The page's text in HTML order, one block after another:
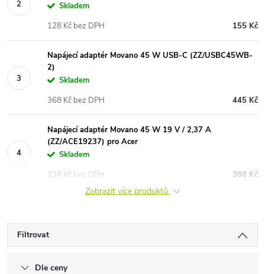
Skladem
155 Kč
128 Kč bez DPH
Napájecí adaptér Movano 45 W USB-C (ZZ/USBC45WB-
2)
Skladem
445 Kč
368 Kč bez DPH
Napájecí adaptér Movano 45 W 19 V / 2,37 A
(ZZ/ACE19237) pro Acer
Skladem
288 Kč
238 Kč bez DPH
Zobrazit více produktů
Filtrovat
Dle ceny